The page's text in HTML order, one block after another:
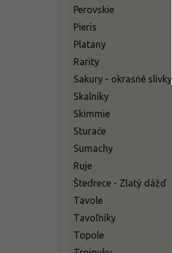
Perovskie
Pieris
Platany
Rarity
Sakury - okrasné slivky
Skalníky
Skimmie
Sturače
Sumachy
Ruje
Štedrece - Zlatý dážď
Tavole
Tavoľníky
Topole